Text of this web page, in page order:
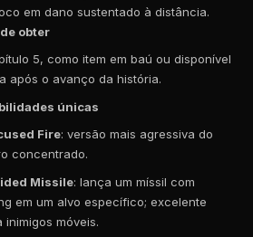
em dano sustentado à distância.
obter
5, como item em baú ou disponível
após o avanço da história.
únicas
Fire: versão mais agressiva do
concentrado.
Missile: lança um míssil com
em um alvo específico; excelente
inimigos móveis.